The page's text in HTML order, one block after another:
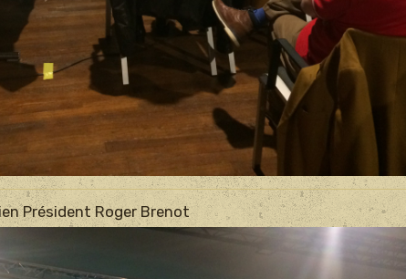
Président Roger Brenot